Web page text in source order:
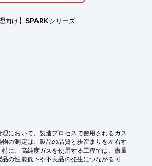
向け】SPARKシリーズ
において、製造プロセスで使用されるガス
の測定は、製品の品質と歩留まりを左右す
特に、高純度ガスを使用する工程では、微量
の性能低下や不良品の発生につながる可能